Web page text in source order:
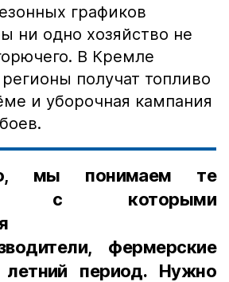
графиков
ни одно хозяйство не
В Кремле
получат топливо
и уборочная кампания
мы понимаем те
с которыми
фермерские
летний период. Нужно